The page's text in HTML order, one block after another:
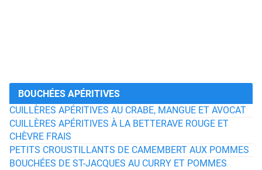
BOUCHÉES APÉRITIVES
CUILLÈRES APÉRITIVES AU CRABE, MANGUE ET AVOCAT
CUILLÈRES APÉRITIVES À LA BETTERAVE ROUGE ET
CHÈVRE FRAIS
PETITS CROUSTILLANTS DE CAMEMBERT AUX POMMES
BOUCHÉES DE ST-JACQUES AU CURRY ET POMMES